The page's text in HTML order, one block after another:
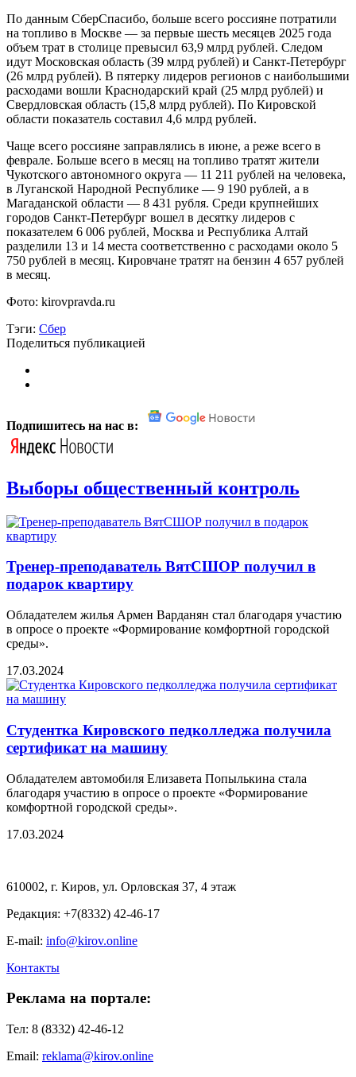
По данным СберСпасибо, больше всего россияне потратили
на топливо в Москве — за первые шесть месяцев 2025 года
объем трат в столице превысил 63,9 млрд рублей. Следом
идут Московская область (39 млрд рублей) и Санкт-Петербург
(26 млрд рублей). В пятерку лидеров регионов с наибольшими
расходами вошли Краснодарский край (25 млрд рублей) и
Свердловская область (15,8 млрд рублей). По Кировской
области показатель составил 4,6 млрд рублей.
Чаще всего россияне заправлялись в июне, а реже всего в
феврале. Больше всего в месяц на топливо тратят жители
Чукотского автономного округа — 11 211 рублей на человека,
в Луганской Народной Республике — 9 190 рублей, а в
Магаданской области — 8 431 рубля. Среди крупнейших
городов Санкт-Петербург вошел в десятку лидеров с
показателем 6 006 рублей, Москва и Республика Алтай
разделили 13 и 14 места соответственно с расходами около 5
750 рублей в месяц. Кировчане тратят на бензин 4 657 рублей
в месяц.
Фото: kirovpravda.ru
Тэги: Сбер
Поделиться публикацией
Подпишитесь на нас в:
Выборы общественный контроль
Тренер-преподаватель ВятСШОР получил в
подарок квартиру
Обладателем жилья Армен Варданян стал благодаря участию
в опросе о проекте «Формирование комфортной городской
среды».
17.03.2024
Студентка Кировского педколледжа получила
сертификат на машину
Обладателем автомобиля Елизавета Попылькина стала
благодаря участию в опросе о проекте «Формирование
комфортной городской среды».
17.03.2024
610002, г. Киров, ул. Орловская 37, 4 этаж
Редакция: +7(8332) 42-46-17
E-mail: info@kirov.online
Контакты
Реклама на портале:
Тел: 8 (8332) 42-46-12
Email: reklama@kirov.online